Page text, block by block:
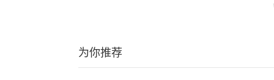
为你推荐